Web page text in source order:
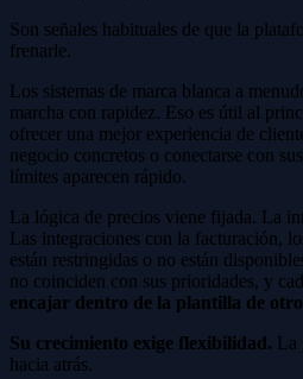
Son señales habituales de que la
frenarle.
Los sistemas de marca blanca a
marcha con rapidez. Eso es útil al
ofrecer una mejor experiencia de
negocio concretos o conectarse con
límites aparecen rápido.
La lógica de precios viene fijada. La
Las integraciones con la facturación,
están restringidas o no están
no coinciden con sus prioridades, y
encajar dentro de la plantilla de otro
Su crecimiento exige flexibilidad. La
hacia atrás.